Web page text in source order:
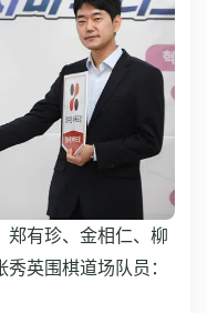
郑有珍、金相仁、柳
英围棋道场队员：